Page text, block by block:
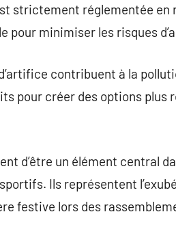
strictement réglementée en
pour minimiser les risques
contribuent à la
pour créer des options plus
d’être un élément central
Ils représentent
festive lors des